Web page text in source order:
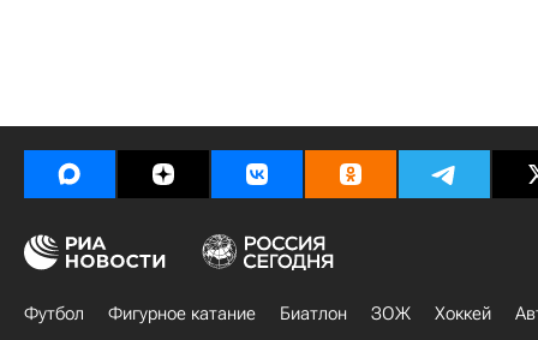
Футбол Фигурное катание Биатлон ЗОЖ Хоккей